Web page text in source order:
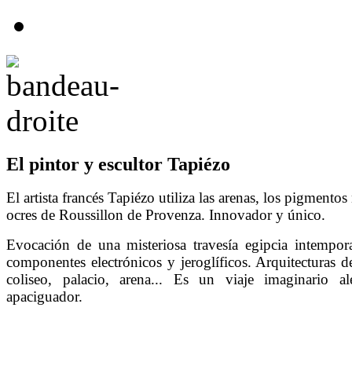
El pintor y escultor Tapiézo
El artista francés Tapiézo utiliza las arenas, los pigmentos
ocres de Roussillon de Provenza. Innovador y único.
Evocación de una misteriosa travesía egipcia
componentes electrónicos y jeroglíficos. Arquitecturas
coliseo, palacio, arena... Es un viaje imaginario
apaciguador.